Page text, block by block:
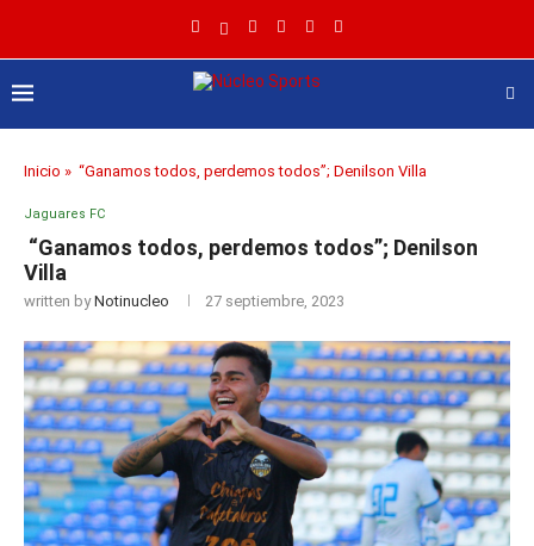
Inicio » “Ganamos todos, perdemos todos”; Denilson Villa
Jaguares FC
“Ganamos todos, perdemos todos”; Denilson
Villa
written byNotinucleo 27 septiembre, 2023